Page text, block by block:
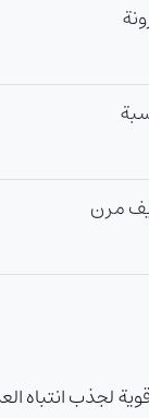
مرن
لجذب انتباه